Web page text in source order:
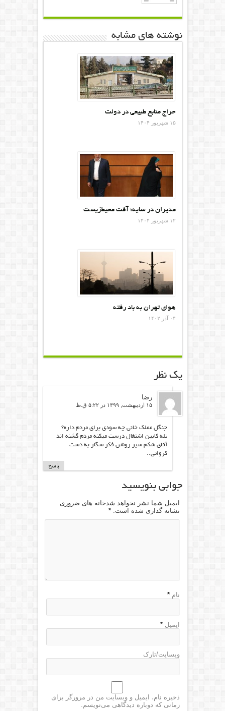
نوشته های مشابه
حراج منابع طبیعی در دولت
۱۵ شهریور ۱۴۰۴
مدیران در سایه؛ آفت محیط‌‌زیست
۱۲ شهریور ۱۴۰۴
هوای تهران به باد رفته
۰۴ آذر ۱۴۰۲
یک نظر
رضا
۱۵ اردیبهشت, ۱۳۹۹ در ۵:۲۲ ق.ظ
جنگل مملک خانی چه سودی برای مردم داره؟
تله کابین اشتغال درست میکنه مردم گشنه اند
آقای شکم سیر روشن فکر سگار به دست
کرواتی..
پاسخ
جوابی بنویسید
ایمیل شما نشر نخواهد شدخانه های ضروری
نشانه گذاری شده است.*
نام *
ایمیل *
وبسایت/تارک
ذخیره نام، ایمیل و وبسایت من در مرورگر برای
زمانی که دوباره دیدگاهی می‌نویسم.